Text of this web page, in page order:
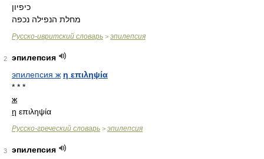
כיפיון
מחלת הנפילה נכפה
Русско-ивритский словарь > эпилепсия
2
эпилепсия
эпилепсия ж η επιληψία
* * *
ж
η επιληψία
Русско-греческий словарь > эпилепсия
3
эпилепсия